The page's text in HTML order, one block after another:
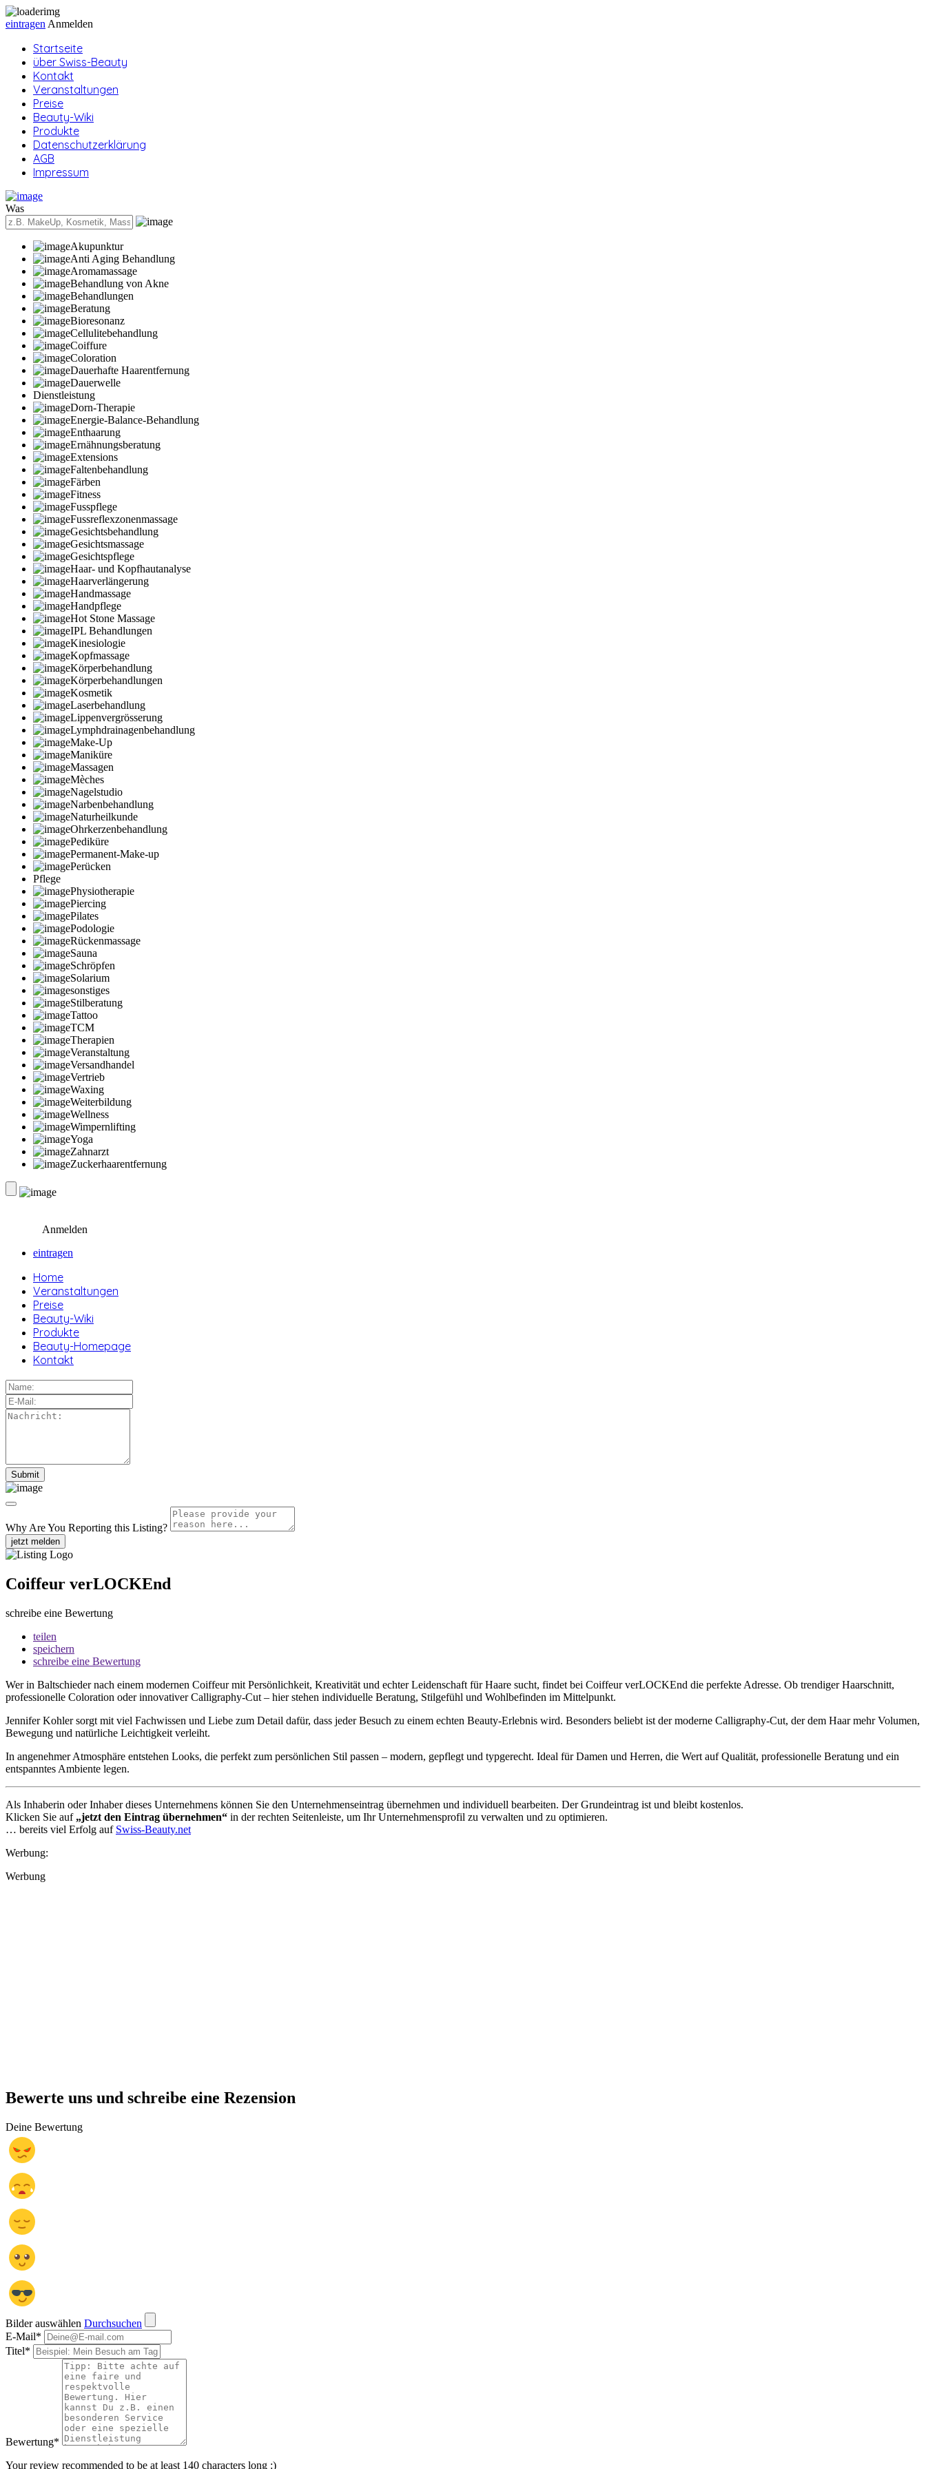
eintragen Anmelden
Startseite
über Swiss-Beauty
Kontakt
Veranstaltungen
Preise
Beauty-Wiki
Produkte
Datenschutzerklärung
AGB
Impressum
Was
Akupunktur
Anti Aging Behandlung
Aromamassage
Behandlung von Akne
Behandlungen
Beratung
Bioresonanz
Cellulitebehandlung
Coiffure
Coloration
Dauerhafte Haarentfernung
Dauerwelle
Dienstleistung
Dorn-Therapie
Energie-Balance-Behandlung
Enthaarung
Ernähnungsberatung
Extensions
Faltenbehandlung
Färben
Fitness
Fusspflege
Fussreflexzonenmassage
Gesichtsbehandlung
Gesichtsmassage
Gesichtspflege
Haar- und Kopfhautanalyse
Haarverlängerung
Handmassage
Handpflege
Hot Stone Massage
IPL Behandlungen
Kinesiologie
Kopfmassage
Körperbehandlung
Körperbehandlungen
Kosmetik
Laserbehandlung
Lippenvergrösserung
Lymphdrainagenbehandlung
Make-Up
Maniküre
Massagen
Mèches
Nagelstudio
Narbenbehandlung
Naturheilkunde
Ohrkerzenbehandlung
Pediküre
Permanent-Make-up
Perücken
Pflege
Physiotherapie
Piercing
Pilates
Podologie
Rückenmassage
Sauna
Schröpfen
Solarium
sonstiges
Stilberatung
Tattoo
TCM
Therapien
Veranstaltung
Versandhandel
Vertrieb
Waxing
Weiterbildung
Wellness
Wimpernlifting
Yoga
Zahnarzt
Zuckerhaarentfernung
Anmelden
eintragen
Home
Veranstaltungen
Preise
Beauty-Wiki
Produkte
Beauty-Homepage
Kontakt
Why Are You Reporting this Listing?
jetzt melden
Coiffeur verLOCKEnd
schreibe eine Bewertung
teilen
speichern
schreibe eine Bewertung
Wer in Baltschieder nach einem modernen Coiffeur mit Persönlichkeit, Kreativität und echter Leidenschaft für Haare sucht, findet bei Coiffeur verLOCKEnd die perfekte Adresse. Ob trendiger Haarschnitt,
professionelle Coloration oder innovativer Calligraphy-Cut – hier stehen individuelle Beratung, Stilgefühl und Wohlbefinden im Mittelpunkt.
Jennifer Kohler sorgt mit viel Fachwissen und Liebe zum Detail dafür, dass jeder Besuch zu einem echten Beauty-Erlebnis wird. Besonders beliebt ist der moderne Calligraphy-Cut, der dem Haar mehr Volumen,
Bewegung und natürliche Leichtigkeit verleiht.
In angenehmer Atmosphäre entstehen Looks, die perfekt zum persönlichen Stil passen – modern, gepflegt und typgerecht. Ideal für Damen und Herren, die Wert auf Qualität, professionelle Beratung und ein
entspanntes Ambiente legen.
Als Inhaberin oder Inhaber dieses Unternehmens können Sie den Unternehmenseintrag übernehmen und individuell bearbeiten. Der Grundeintrag ist und bleibt kostenlos.
Klicken Sie auf „jetzt den Eintrag übernehmen“ in der rechten Seitenleiste, um Ihr Unternehmensprofil zu verwalten und zu optimieren.
… bereits viel Erfolg auf Swiss-Beauty.net
Werbung:
Werbung
Bewerte uns und schreibe eine Rezension
Deine Bewertung
Bilder auswählen Durchsuchen
E-Mail*
Titel*
Bewertung*
Your review recommended to be at least 140 characters long :)